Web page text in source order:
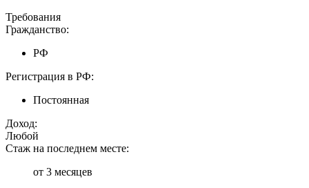
Требования
Гражданство:
РФ
Регистрация в РФ:
Постоянная
Доход:
Любой
Стаж на последнем месте:
от 3 месяцев